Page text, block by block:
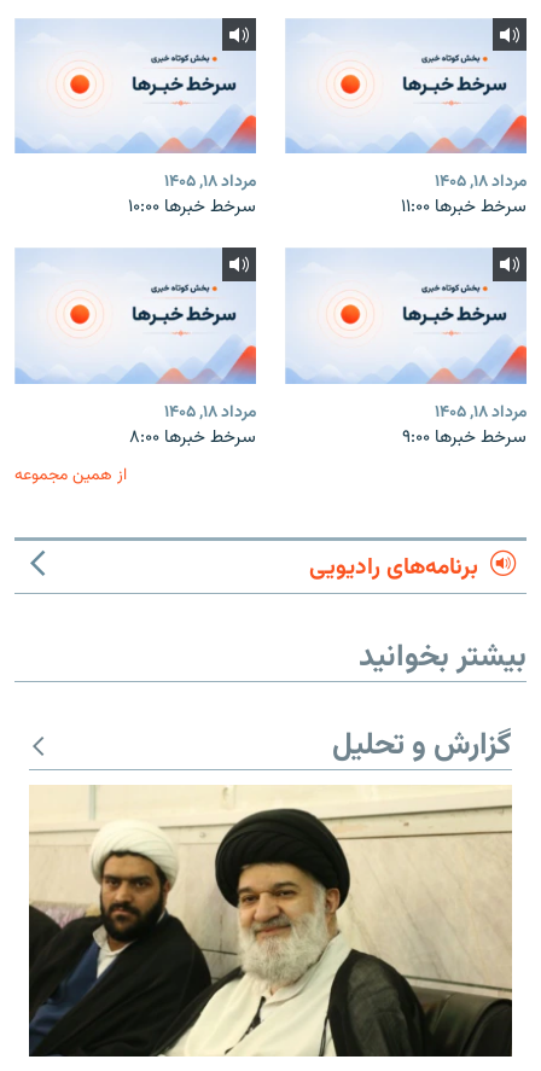
مرداد ۱۸, ۱۴۰۵
سرخط خبرها ۱۱:۰۰
مرداد ۱۸, ۱۴۰۵
سرخط خبرها ۱۰:۰۰
مرداد ۱۸, ۱۴۰۵
سرخط خبرها ۹:۰۰
مرداد ۱۸, ۱۴۰۵
سرخط خبرها ۸:۰۰
از همین مجموعه
برنامه‌های رادیویی
بیشتر بخوانید
گزارش و تحلیل